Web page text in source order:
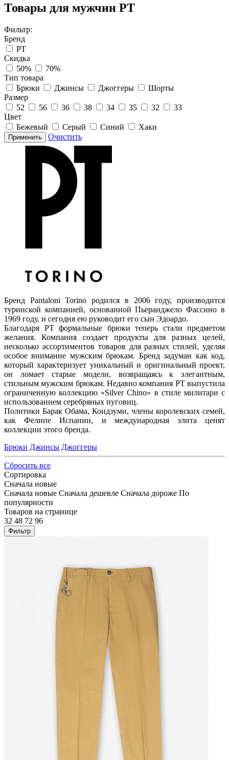
Товары для мужчин PT
Фильтр:
Бренд
PT
Скидка
50%
70%
Тип товара
Брюки
Джинсы Джоггеры
Шорты
Размер
52
56 36 38 34 35 32
33
Цвет
Бежевый
Серый Синий Хаки
Применить Очистить
Бренд Pantaloni Torino родился в 2006 году, производится
туринской компанией, основанной Пьеранджело Фассино в
1969 году, и сегодня ею руководит его сын Эдоардо.
Благодаря PT формальные брюки теперь стали предметом
желания. Компания создает продукты для разных целей,
несколько ассортиментов товаров для разных стилей, уделяя
особое внимание мужским брюкам. Бренд задуман как код,
который характеризует уникальный и оригинальный проект,
он ломает старые модели, возвращаясь к элегантным,
стильным мужским брюкам. Недавно компания PT выпустила
ограниченную коллекцию «Silver Chino» в стиле милитари с
использованием серебряных пуговиц.
Политики Барак Обама, Коидзуми, члены королевских семей,
как Фелипе Испании, и международная элита ценят
коллекции этого бренда.
Брюки Джинсы Джоггеры
Сбросить все
Сортировка
Сначала новые
Сначала новые Сначала дешевле Сначала дороже По
популярности
Товаров на странице
32 48 72 96
Фильтр